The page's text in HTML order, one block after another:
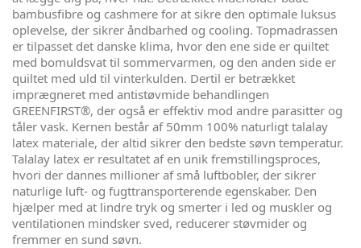
bambusfibre og cashmere for at sikre den optimale luksus
oplevelse, der sikrer åndbarhed og cooling. Topmadrassen
er tilpasset det danske klima, hvor den ene side er quiltet
med bomuldsvat til sommervarmen, og den anden side er
quiltet med uld til vinterkulden. Dertil er betrækket
imprægneret med antistøvmide behandlingen
GREENFIRST®, der også er effektiv mod andre parasitter og
tåler vask. Kernen består af 50mm 100% naturligt talalay
latex materiale, der altid sikrer den bedste søvn temperatur.
Talalay latex er resultatet af en unik fremstillingsproces,
hvori der dannes millioner af små luftbobler, der sikrer
naturlige luft- og fugttransporterende egenskaber. Den
hjælper med at lindre tryk og smerter i led og muskler og
ventilationen mindsker sved, reducerer støvmider og
fremmer en sund søvn.